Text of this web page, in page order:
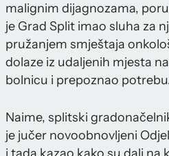
malignim dijagnozama,
je Grad Split imao sluha za
pružanjem smještaja
dolaze iz udaljenih mjesta
bolnicu i prepoznao
Naime, splitski
je jučer novoobnovljeni